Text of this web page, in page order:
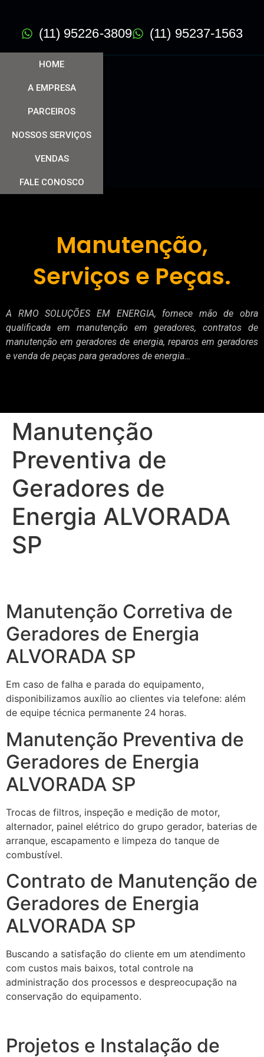
(11) 95226-3809 (11) 95237-1563
HOME
A EMPRESA
PARCEIROS
NOSSOS SERVIÇOS
VENDAS
FALE CONOSCO
Manutenção,
Serviços e Peças.
A RMO SOLUÇÕES EM ENERGIA, fornece mão de obra
qualificada em manutenção em geradores, contratos de
manutenção em geradores de energia, reparos em geradores
e venda de peças para geradores de energia…
Manutenção
Preventiva de
Geradores de
Energia ALVORADA
SP
Manutenção Corretiva de
Geradores de Energia
ALVORADA SP
Em caso de falha e parada do equipamento,
disponibilizamos auxílio ao clientes via telefone: além
de equipe técnica permanente 24 horas.
Manutenção Preventiva de
Geradores de Energia
ALVORADA SP
Trocas de filtros, inspeção e medição de motor,
alternador, painel elétrico do grupo gerador, baterias de
arranque, escapamento e limpeza do tanque de
combustível.
Contrato de Manutenção de
Geradores de Energia
ALVORADA SP
Buscando a satisfação do cliente em um atendimento
com custos mais baixos, total controle na
administração dos processos e despreocupação na
conservação do equipamento.
Projetos e Instalação de